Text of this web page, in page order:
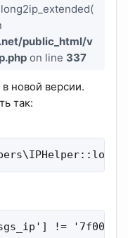
public_html/v
on line 337
новой версии.
так:
!=